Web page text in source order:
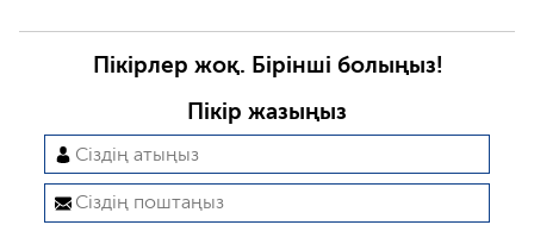
Пікірлер жоқ. Бірінші болыңыз!
Пікір жазыңыз